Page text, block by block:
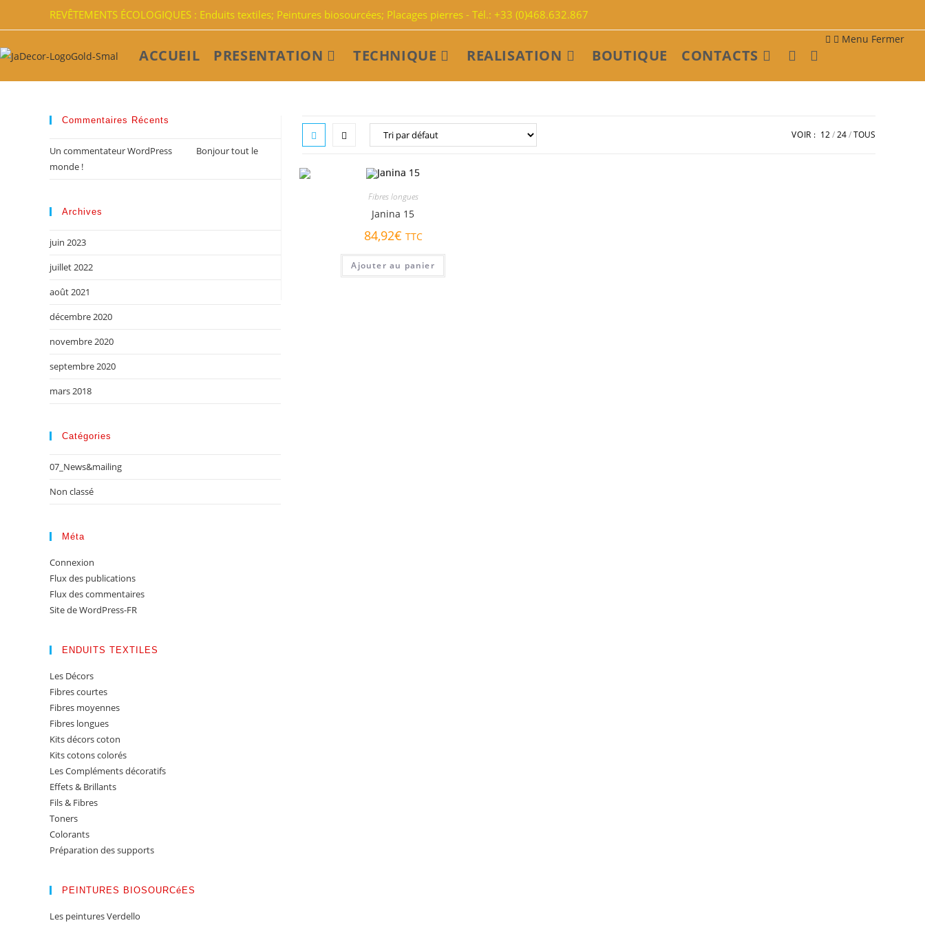
REVÊTEMENTS ÉCOLOGIQUES : Enduits textiles; Peintures biosourcées; Placages pierres - Tél.: +33 (0)468.632.867
ACCUEIL PRESENTATION TECHNIQUE REALISATION BOUTIQUE CONTACTS Toggle
Menu Fermer
VOIR : 12 24 TOUS
Fibres longues
Janina 15
84,92€ TTC
Ajouter au panier
Commentaires Récents
Un commentateur WordPress
Bonjour tout le
monde !
Archives
juin 2023
juillet 2022
août 2021
décembre 2020
novembre 2020
septembre 2020
mars 2018
Catégories
07_News&mailing
Non classé
Méta
Connexion
Flux des publications
Flux des commentaires
Site de WordPress-FR
ENDUITS TEXTILES
Les Décors
Fibres courtes
Fibres moyennes
Fibres longues
Kits décors coton
Kits cotons colorés
Les Compléments décoratifs
Effets & Brillants
Fils & Fibres
Toners
Colorants
Préparation des supports
PEINTURES BIOSOURCéES
Les peintures Verdello